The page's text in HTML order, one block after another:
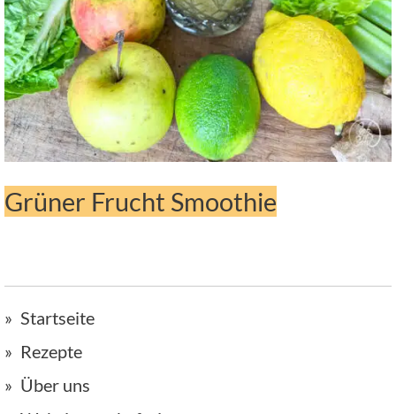
Grüner Frucht Smoothie
Startseite
Rezepte
Über uns